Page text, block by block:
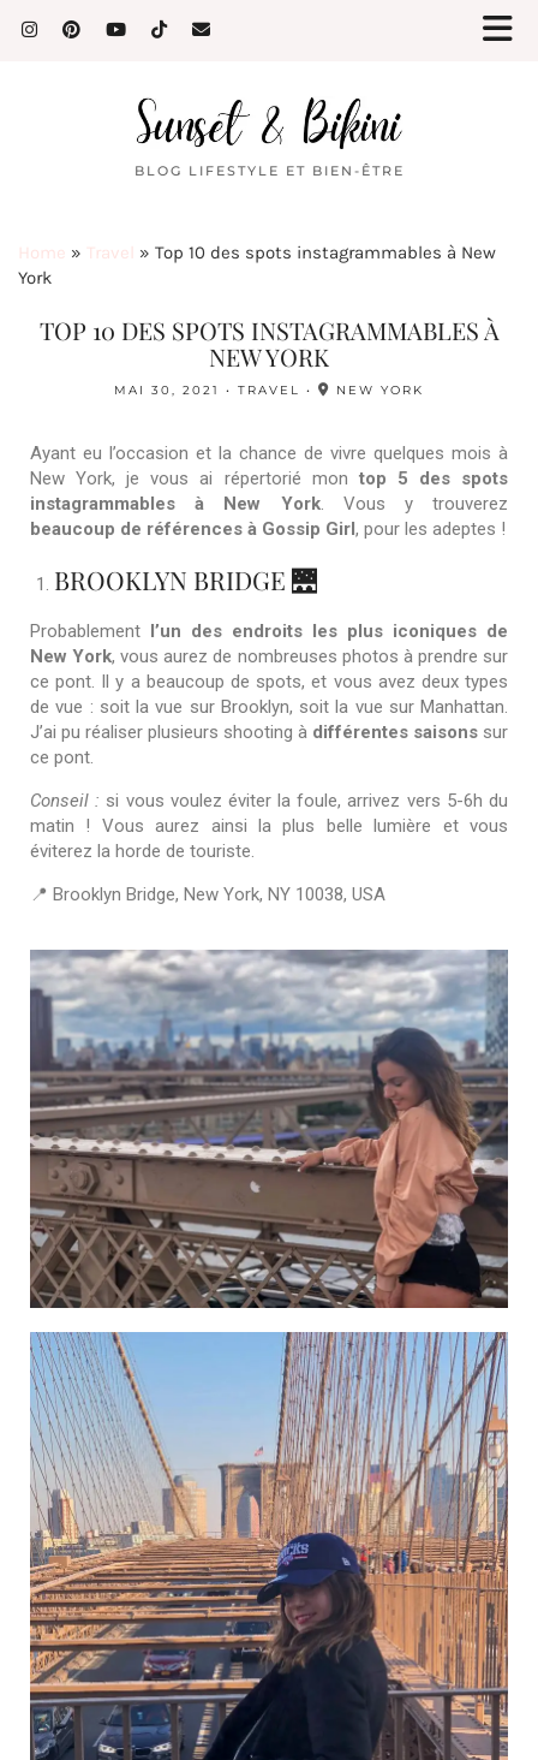
BLOG LIFESTYLE ET BIEN-ÊTRE
Home » Travel » Top 10 des spots instagrammables à New
York
TOP 10 DES SPOTS INSTAGRAMMABLES À
NEW YORK
MAI 30, 2021 TRAVEL NEW YORK
Ayant eu l’occasion et la chance de vivre quelques mois à
New York, je vous ai répertorié mon top 5 des spots
instagrammables à New York. Vous y trouverez
beaucoup de références à Gossip Girl, pour les adeptes !
BROOKLYN BRIDGE 🌉
Probablement l’un des endroits les plus iconiques de
New York, vous aurez de nombreuses photos à prendre sur
ce pont. Il y a beaucoup de spots, et vous avez deux types
de vue : soit la vue sur Brooklyn, soit la vue sur Manhattan.
J’ai pu réaliser plusieurs shooting à différentes saisons sur
ce pont.
Conseil : si vous voulez éviter la foule, arrivez vers 5-6h du
matin ! Vous aurez ainsi la plus belle lumière et vous
éviterez la horde de touriste.
📍 Brooklyn Bridge, New York, NY 10038, USA